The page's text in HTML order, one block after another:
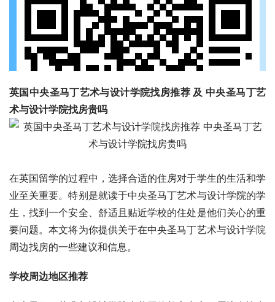
英国中央圣马丁艺术与设计学院找房推荐 及 中央圣马丁艺
术与设计学院找房贵吗
在英国留学的过程中，选择合适的住房对于学生的生活和学
业至关重要。特别是就读于中央圣马丁艺术与设计学院的学
生，找到一个安全、舒适且贴近学校的住处是他们关心的重
要问题。本文将为你提供关于在中央圣马丁艺术与设计学院
周边找房的一些建议和信息。
学校周边地区推荐